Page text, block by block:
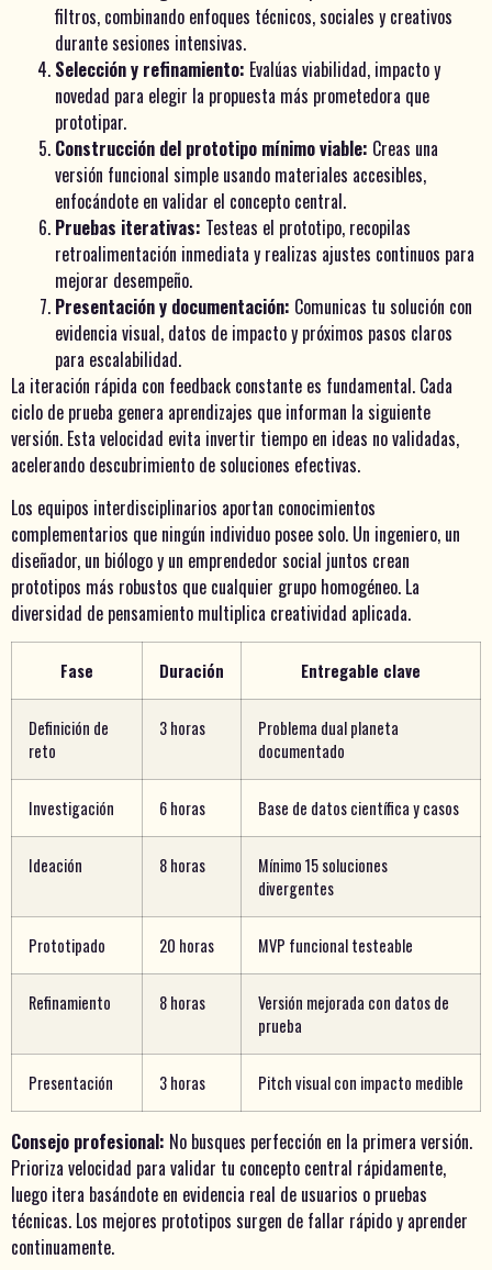
filtros, combinando enfoques técnicos, sociales y creativos
durante sesiones intensivas.
Selección y refinamiento: Evalúas viabilidad, impacto y
novedad para elegir la propuesta más prometedora que
prototipar.
Construcción del prototipo mínimo viable: Creas una
versión funcional simple usando materiales accesibles,
enfocándote en validar el concepto central.
Pruebas iterativas: Testeas el prototipo, recopilas
retroalimentación inmediata y realizas ajustes continuos para
mejorar desempeño.
Presentación y documentación: Comunicas tu solución con
evidencia visual, datos de impacto y próximos pasos claros
para escalabilidad.
La iteración rápida con feedback constante es fundamental. Cada
ciclo de prueba genera aprendizajes que informan la siguiente
versión. Esta velocidad evita invertir tiempo en ideas no validadas,
acelerando descubrimiento de soluciones efectivas.
Los equipos interdisciplinarios aportan conocimientos
complementarios que ningún individuo posee solo. Un ingeniero, un
diseñador, un biólogo y un emprendedor social juntos crean
prototipos más robustos que cualquier grupo homogéneo. La
diversidad de pensamiento multiplica creatividad aplicada.
Fase Duración Entregable clave
Definición de
reto
3 horas
Problema dual planeta
documentado
Investigación 6 horas Base de datos científica y casos
Ideación 8 horas
Mínimo 15 soluciones
divergentes
Prototipado 20 horas MVP funcional testeable
Refinamiento 8 horas
Versión mejorada con datos de
prueba
Presentación 3 horas Pitch visual con impacto medible
Consejo profesional: No busques perfección en la primera versión.
Prioriza velocidad para validar tu concepto central rápidamente,
luego itera basándote en evidencia real de usuarios o pruebas
técnicas. Los mejores prototipos surgen de fallar rápido y aprender
continuamente.